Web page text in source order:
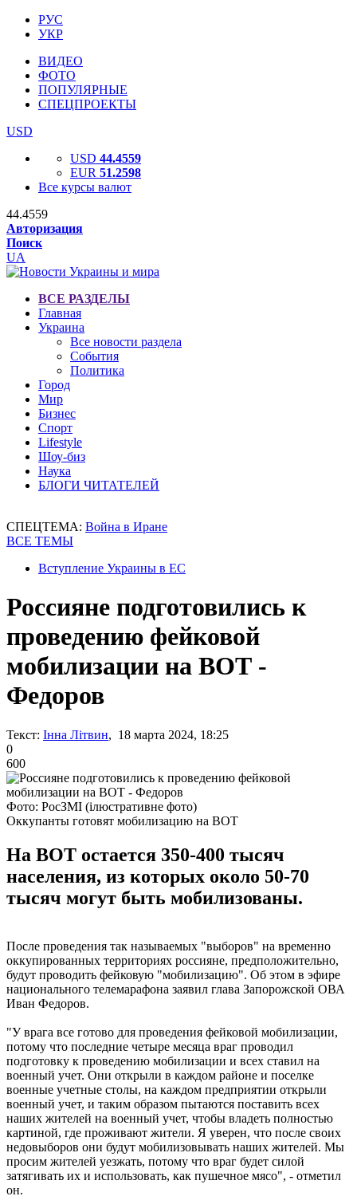
РУС
УКР
ВИДЕО
ФОТО
ПОПУЛЯРНЫЕ
СПЕЦПРОЕКТЫ
USD
USD 44.4559
EUR 51.2598
Все курсы валют
44.4559
Авторизация
Поиск
UA
ВСЕ РАЗДЕЛЫ
Главная
Украина
Все новости раздела
События
Политика
Город
Мир
Бизнес
Спорт
Lifestyle
Шоу-биз
Наука
БЛОГИ ЧИТАТЕЛЕЙ
СПЕЦТЕМА: Война в Иране
ВСЕ ТЕМЫ
Вступление Украины в ЕС
Россияне подготовились к
проведению фейковой
мобилизации на ВОТ -
Федоров
Текст: Інна Літвин, 18 марта 2024, 18:25
0
600
Фото: РосЗМІ (ілюстративне фото)
Оккупанты готовят мобилизацию на ВОТ
На ВОТ остается 350-400 тысяч
населения, из которых около 50-70
тысяч могут быть мобилизованы.
После проведения так называемых "выборов" на временно
оккупированных территориях россияне, предположительно,
будут проводить фейковую "мобилизацию". Об этом в эфире
национального телемарафона заявил глава Запорожской ОВА
Иван Федоров.
"У врага все готово для проведения фейковой мобилизации,
потому что последние четыре месяца враг проводил
подготовку к проведению мобилизации и всех ставил на
военный учет. Они открыли в каждом районе и поселке
военные учетные столы, на каждом предприятии открыли
военный учет, и таким образом пытаются поставить всех
наших жителей на военный учет, чтобы владеть полностью
картиной, где проживают жители. Я уверен, что после своих
недовыборов они будут мобилизовывать наших жителей. Мы
просим жителей уезжать, потому что враг будет силой
затягивать их и использовать, как пушечное мясо", - отметил
он.